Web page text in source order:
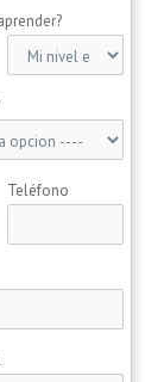
Teléfono